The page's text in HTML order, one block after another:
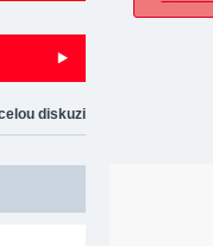
diskuzi